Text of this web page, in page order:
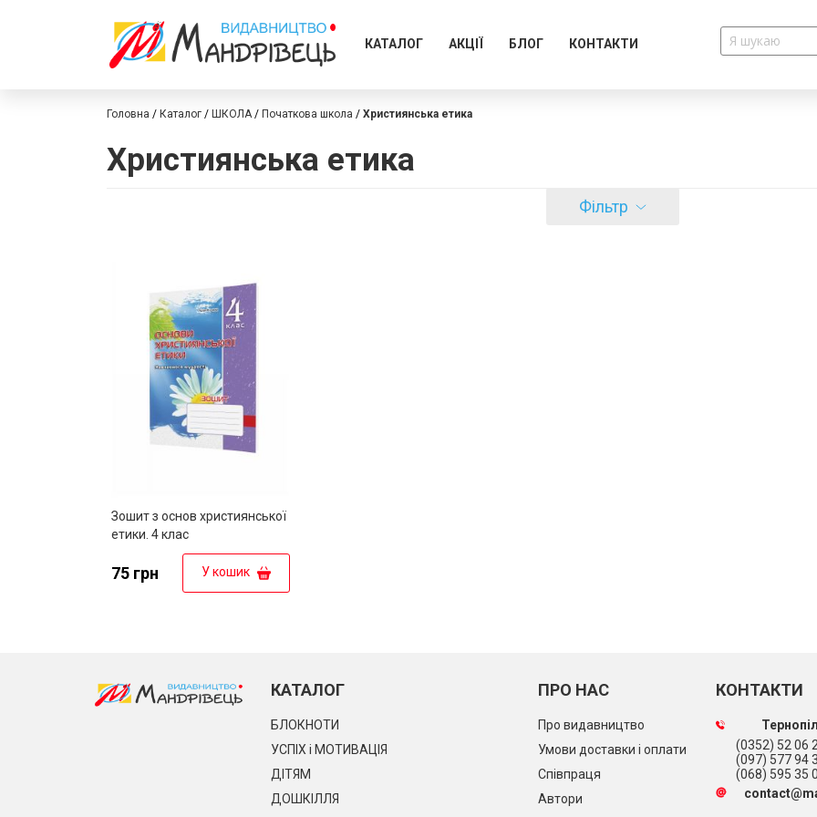
КАТАЛОГ АКЦІЇ БЛОГ КОНТАКТИ
Головна Каталог ШКОЛА Початкова школа Християнська етика
Християнська етика
Фільтр
Зошит з основ християнської
етики. 4 клас
75 грн У кошик
КАТАЛОГ
БЛОКНОТИ
УСПІХ і МОТИВАЦІЯ
ДІТЯМ
ДОШКІЛЛЯ
ПРО НАС
Про видавництво
Умови доставки і оплати
Співпраця
Автори
КОНТАКТИ
(0352) 52 06
(097) 577 94
(068) 595 35